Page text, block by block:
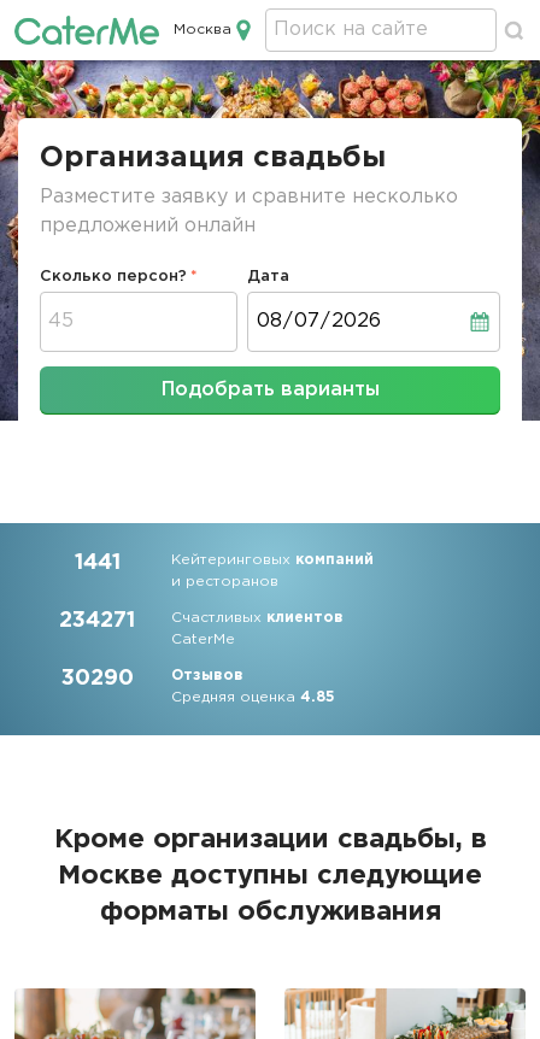
Кейтеринг в Москве
Москва
Строка
Организация свадьбы
Разместите заявку и сравните несколько
предложений онлайн
Сколько персон? Дата
Подобрать варианты
1441 Кейтеринговых компаний
и ресторанов
234271 Счастливых клиентов
CaterMe
30290
Отзывов
Средняя оценка4.85
Кроме организации свадьбы, в
Москве доступны следующие
форматы обслуживания